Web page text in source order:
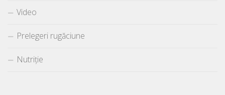
Video
Prelegeri rugăciune
Nutriție